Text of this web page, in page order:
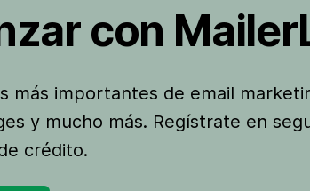
con
más importantes de email
y mucho más. Regístrate en
crédito.